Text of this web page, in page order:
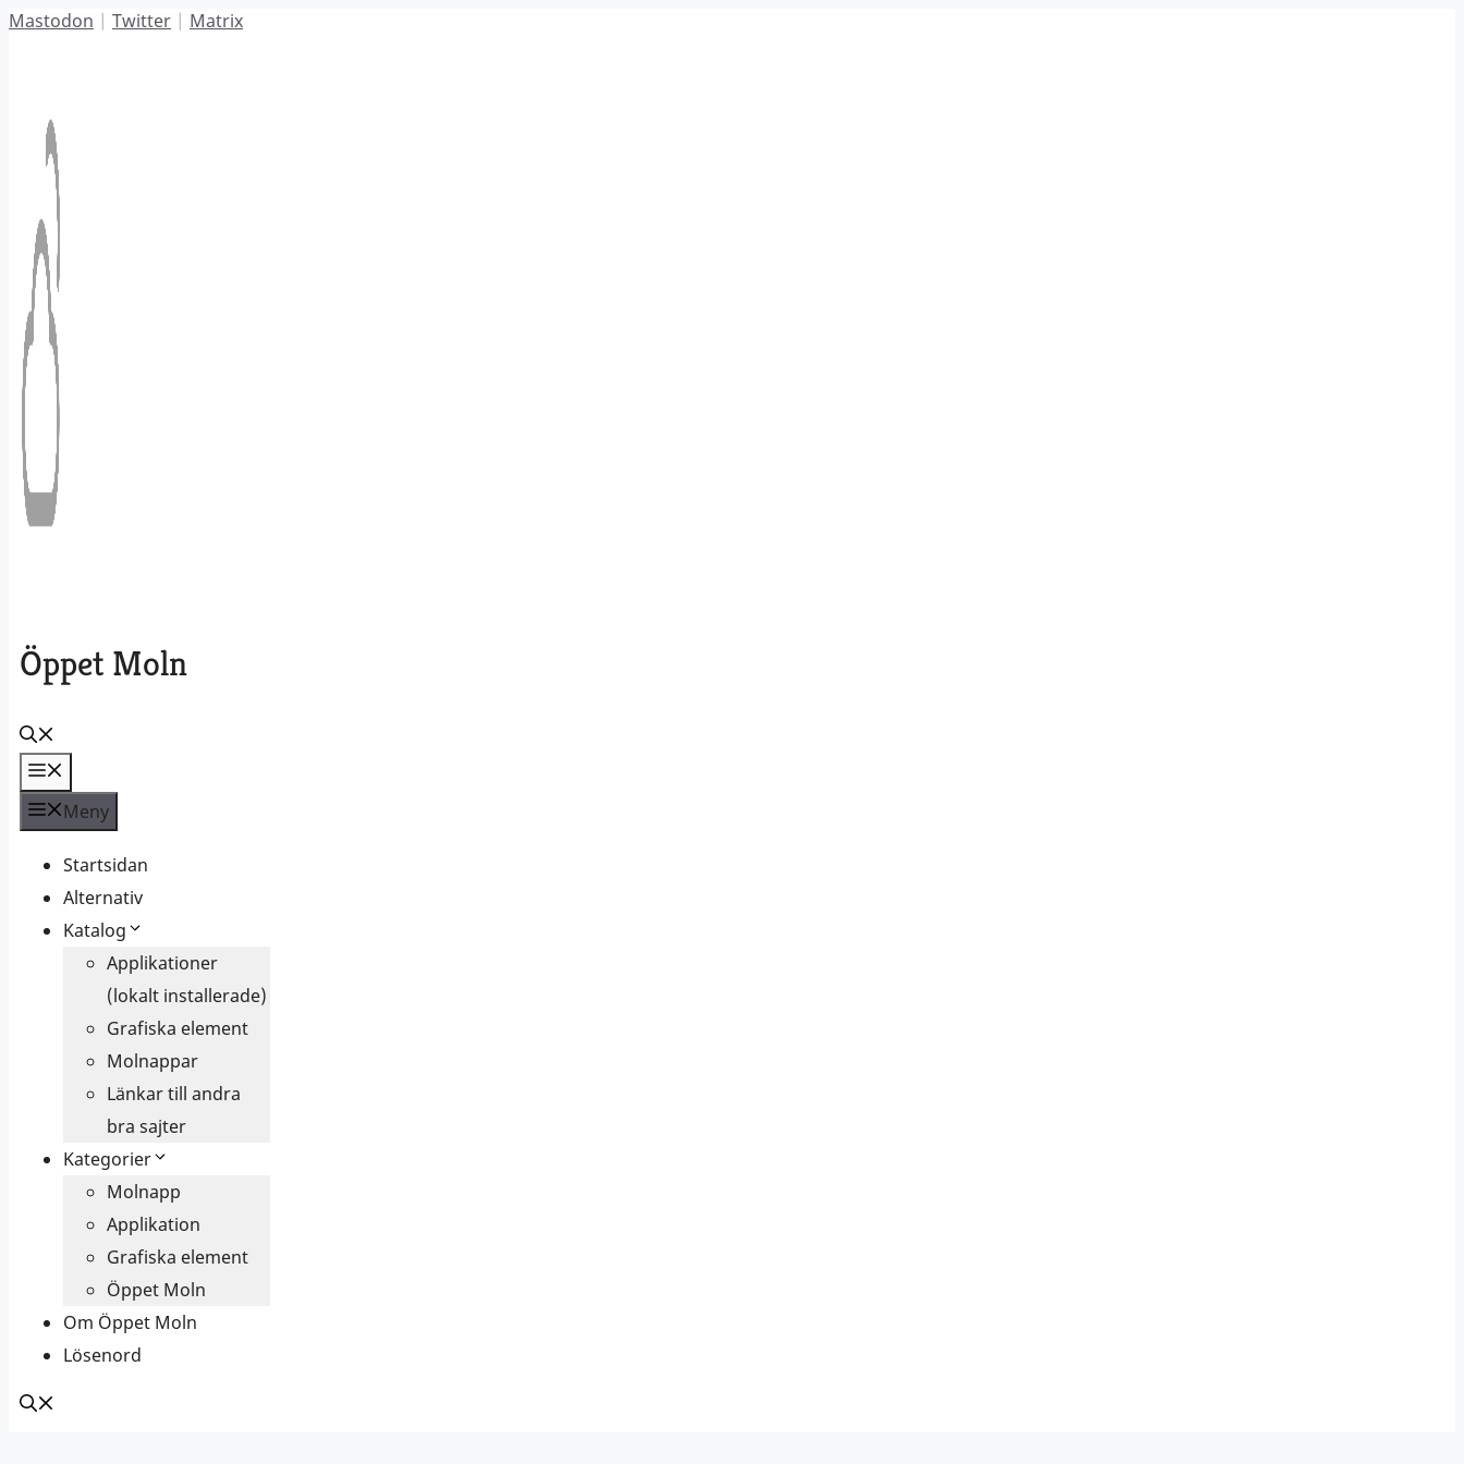
Hoppa
Mastodon | Twitter | Matrix
Öppet Moln
Meny
Startsidan
Alternativ
Katalog
Applikationer
(lokalt installerade)
Grafiska element
Molnappar
Länkar till andra
bra sajter
Kategorier
Molnapp
Applikation
Grafiska element
Öppet Moln
Om Öppet Moln
Lösenord